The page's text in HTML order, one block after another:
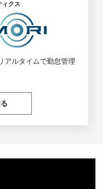
ィクス
アルタイムで勤怠管理